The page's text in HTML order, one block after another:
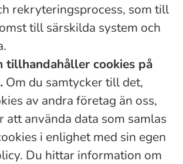
rekryteringsprocess, som till
till särskilda system och
tillhandahåller cookies på
Om du samtycker till det,
av andra företag än oss,
att använda data som samlas
i enlighet med sin egen
Du hittar information om